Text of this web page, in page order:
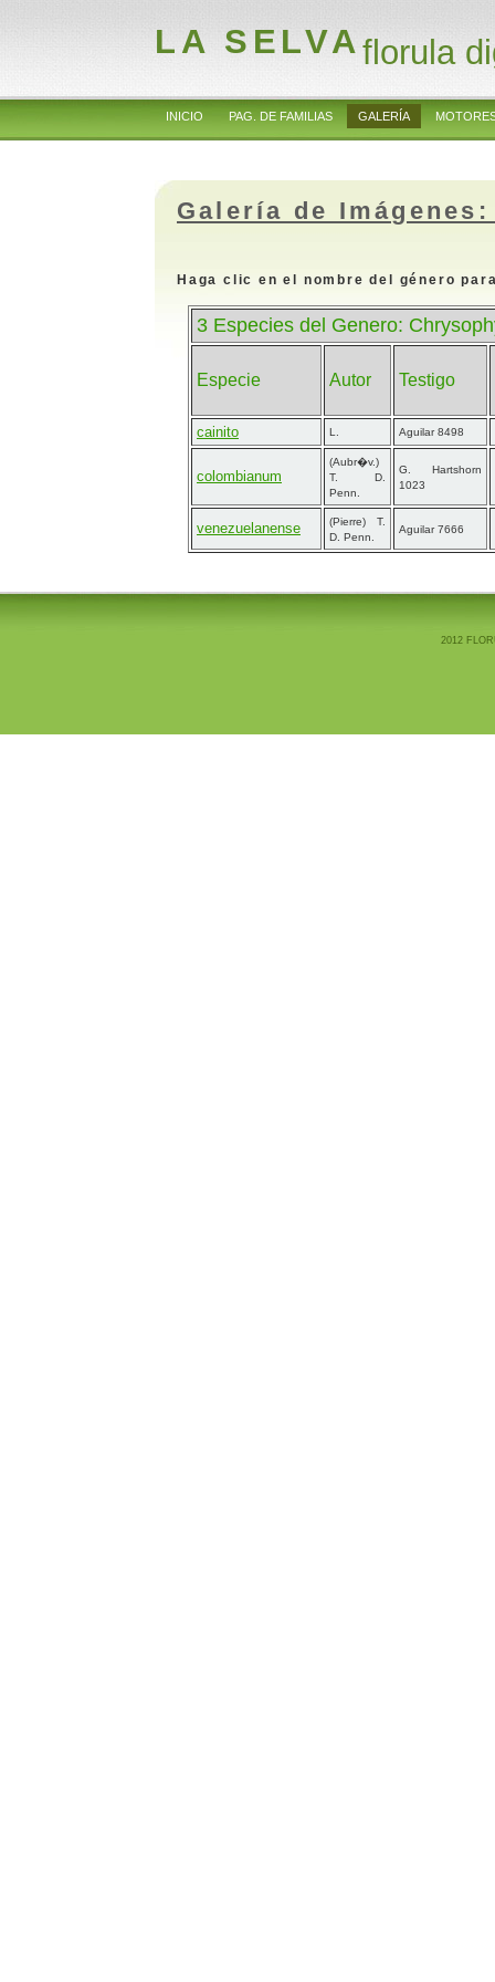
LA SELVAflorula
INICIO PAG. DE FAMILIAS GALERÍA
Galería de
Haga clic en el nombre del género
3 Especies del Genero:
Especie Autor Testigo
cainito L. Aguilar 8498
colombianum
(Aubr�v.)
T. D.
Penn.
G. Hartshorn
1023
venezuelanense
(Pierre) T.
D. Penn.
Aguilar 7666
2012